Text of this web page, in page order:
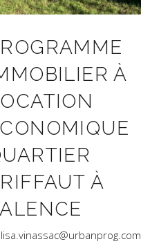
À
À
lisa.vinassac@urbanprog.com